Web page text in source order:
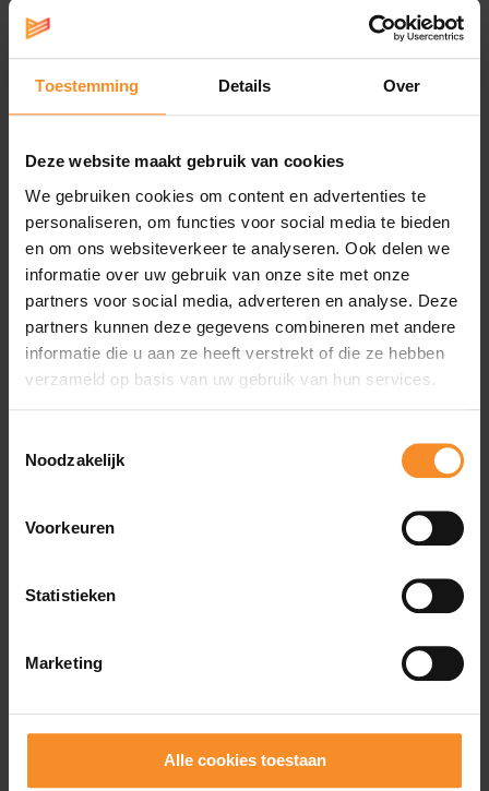
Toestemming Details Over
Deze website maakt gebruik van cookies
We gebruiken cookies om content en advertenties te
personaliseren, om functies voor social media te bieden
en om ons websiteverkeer te analyseren. Ook delen we
informatie over uw gebruik van onze site met onze
partners voor social media, adverteren en analyse. Deze
partners kunnen deze gegevens combineren met andere
informatie die u aan ze heeft verstrekt of die ze hebben
verzameld op basis van uw gebruik van hun services.
Noodzakelijk
Voorkeuren
Statistieken
Marketing
Alle cookies toestaan
Specificaties
Kenmerken | 2 zijzakken
STANDARD 100 by OEKO-TEX®-gecertificeerd product.
Dit betekent dat alle onderdelen, inclusief stof, draad,
stickers, ritsen, elastiek, labels, enz., zijn getest en
goedgekeurd volgens de norm en daarom geen
schadelijke stoffen bevatten.FUSION-certificaatnummer:
20170K1267 AITEX